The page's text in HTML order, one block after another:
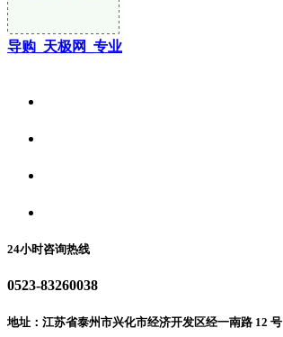
导购_天极网_专业
24小时咨询热线
0523-83260038
地址：江苏省泰州市兴化市经济开发区经一南路 12 号